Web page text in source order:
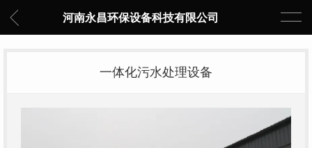
河南永昌环保设备科技有限公司
一体化污水处理设备